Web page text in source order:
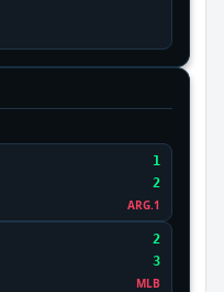
1
2
ARG.1
2
3
MLB